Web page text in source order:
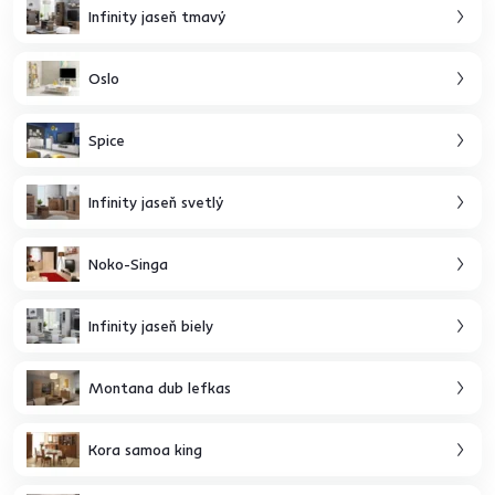
Infinity jaseň tmavý
Oslo
Spice
Infinity jaseň svetlý
Noko-Singa
Infinity jaseň biely
Montana dub lefkas
Kora samoa king